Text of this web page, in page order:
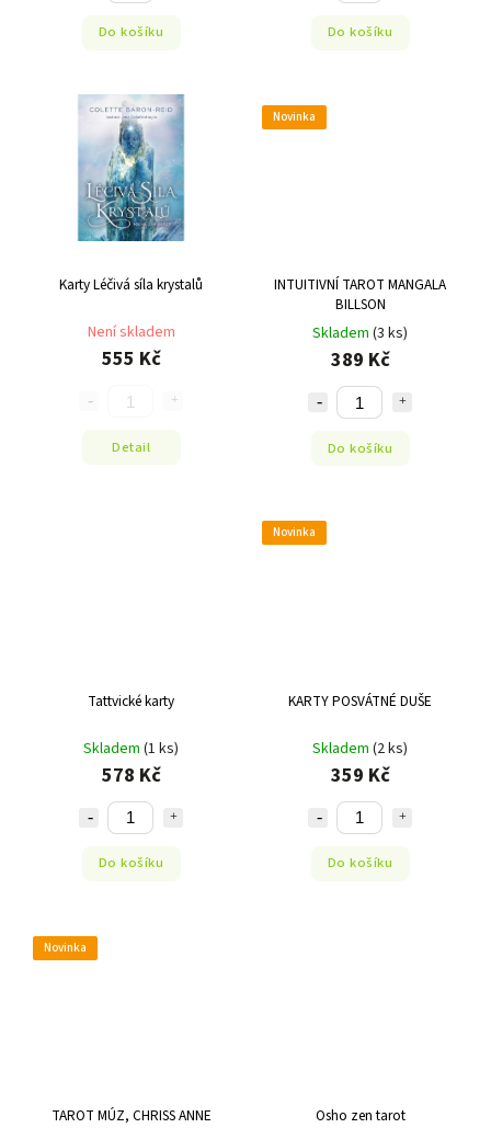
Do košíku Do košíku
Karty Léčivá síla krystalů
Není skladem
555 Kč
Detail
Novinka
INTUITIVNÍ TAROT MANGALA
BILLSON
Skladem (3 ks)
389 Kč
Do košíku
Tattvické karty
Skladem (1 ks)
578 Kč
Do košíku
Novinka
KARTY POSVÁTNÉ DUŠE
Skladem (2 ks)
359 Kč
Do košíku
Novinka
TAROT MÚZ, CHRISS ANNE Osho zen tarot